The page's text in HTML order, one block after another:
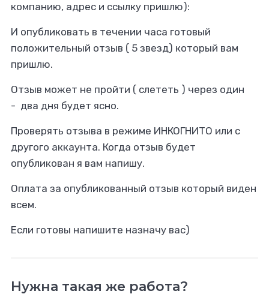
компанию, адрес и ссылку пришлю):
И опубликовать в течении часа готовый
положительный отзыв ( 5 звезд) который вам
пришлю.
Отзыв может не пройти ( слететь ) через один
- два дня будет ясно.
Проверять отзыва в режиме ИНКОГНИТО или с
другого аккаунта. Когда отзыв будет
опубликован я вам напишу.
Оплата за опубликованный отзыв который виден
всем.
Если готовы напишите назначу вас)
Нужна такая же работа?